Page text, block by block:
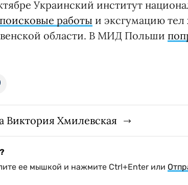
Украинский институт
работы и эксгумацию
области. В МИД Польши
Виктория Хмилевская
ее мышкой и нажмите Ctrl+Enter или